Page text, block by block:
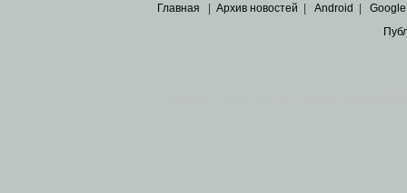
Главная Архив новостей Android Google